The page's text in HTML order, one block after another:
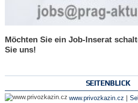
Möchten Sie ein Job-Inserat
Sie uns!
SEITENBLICK
www.privozkazin.cz |